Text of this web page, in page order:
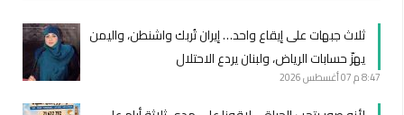
ثلاث جبهات على إيقاع واحد… إيران تُربك واشنطن، واليمن
يهزّ حسابات الرياض، ولبنان يردع الاحتلال
8:47 م 07 أغسطس 2026